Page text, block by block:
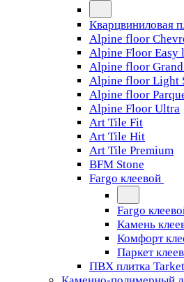
Кварцвиниловая
Alpine floor
Alpine Floor Easy
Alpine floor Grand
Alpine floor Light
Alpine floor
Alpine Floor Ultra
Art Tile Fit
Art Tile Hit
Art Tile Premium
BFM Stone
Fargo клеевой
Fargo
Камень
Комфорт
Паркет
ПВХ плитка